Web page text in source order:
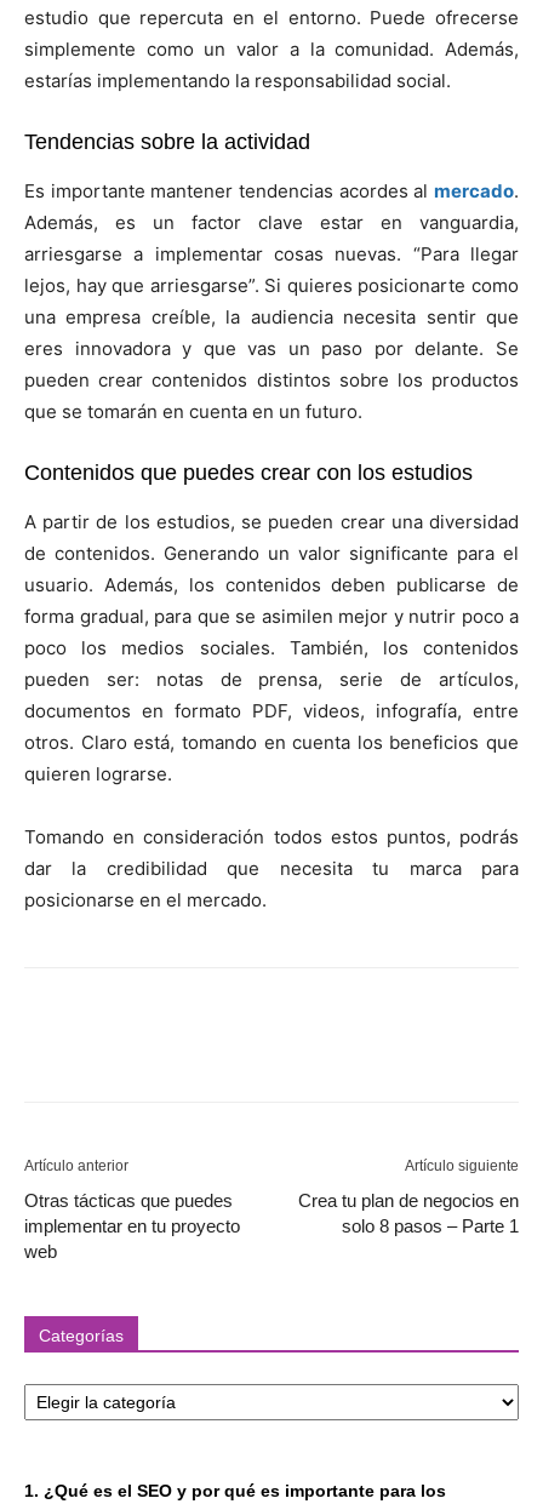
estudio que repercuta en el entorno. Puede ofrecerse
simplemente como un valor a la comunidad. Además,
estarías implementando la responsabilidad social.
Tendencias sobre la actividad
Es importante mantener tendencias acordes al mercado.
Además, es un factor clave estar en vanguardia,
arriesgarse a implementar cosas nuevas. “Para llegar
lejos, hay que arriesgarse”. Si quieres posicionarte como
una empresa creíble, la audiencia necesita sentir que
eres innovadora y que vas un paso por delante. Se
pueden crear contenidos distintos sobre los productos
que se tomarán en cuenta en un futuro.
Contenidos que puedes crear con los estudios
A partir de los estudios, se pueden crear una diversidad
de contenidos. Generando un valor significante para el
usuario. Además, los contenidos deben publicarse de
forma gradual, para que se asimilen mejor y nutrir poco a
poco los medios sociales. También, los contenidos
pueden ser: notas de prensa, serie de artículos,
documentos en formato PDF, videos, infografía, entre
otros. Claro está, tomando en cuenta los beneficios que
quieren lograrse.
Tomando en consideración todos estos puntos, podrás
dar la credibilidad que necesita tu marca para
posicionarse en el mercado.
Artículo anterior
Otras tácticas que puedes
implementar en tu proyecto
web
Artículo siguiente
Crea tu plan de negocios en
solo 8 pasos – Parte 1
Categorías
1. ¿Qué es el SEO y por qué es importante para los